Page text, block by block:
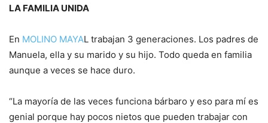
LA FAMILIA UNIDA
En MOLINO MAYAL trabajan 3 generaciones. Los padres de
Manuela, ella y su marido y su hijo. Todo queda en familia
aunque a veces se hace duro.
“La mayoría de las veces funciona bárbaro y eso para mí es
genial porque hay pocos nietos que pueden trabajar con